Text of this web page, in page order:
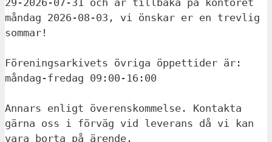
måndag 2026-08-03, vi önskar er en trevlig
sommar!
Föreningsarkivets övriga öppettider är:
måndag-fredag 09:00-16:00
Annars enligt överenskommelse. Kontakta
gärna oss i förväg vid leverans då vi kan
vara borta på ärende.